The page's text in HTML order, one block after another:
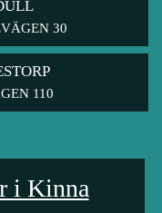
30
110
i Kinna